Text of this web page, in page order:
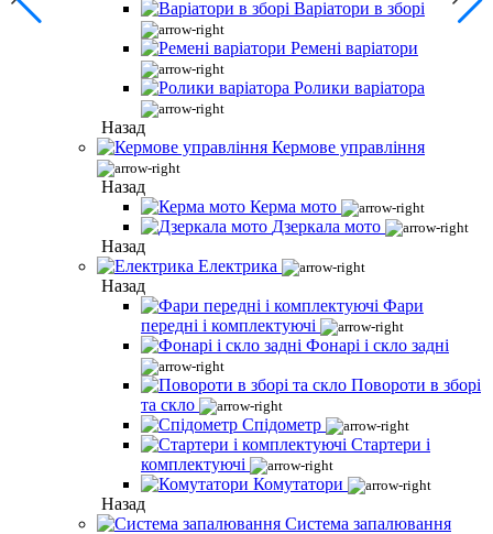
Варіатори в зборі
Ремені варіатори
Ролики варіатора
Назад
Кермове управління
Назад
Керма мото
Дзеркала мото
Назад
Електрика
Назад
Фари
передні і комплектуючі
Фонарі і скло задні
Повороти в зборі
та скло
Спідометр
Стартери і
комплектуючі
Комутатори
Назад
Система запалювання